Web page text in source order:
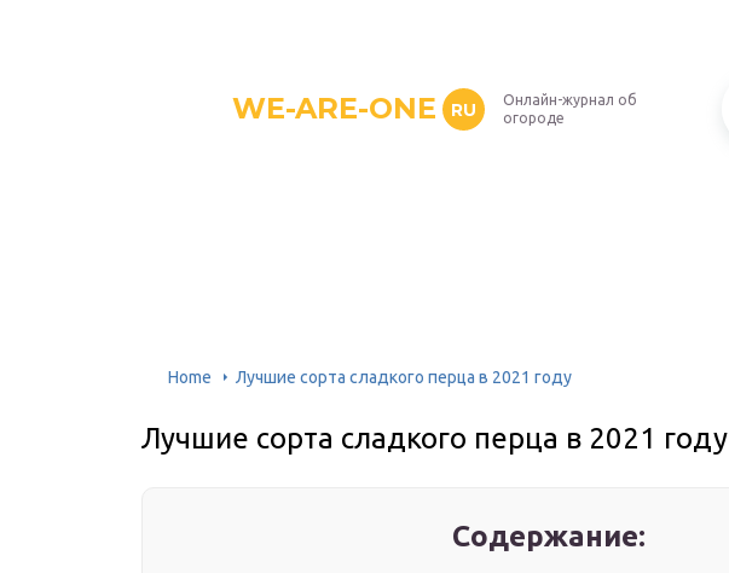
WE-ARE-ONE RU
Онлайн-журнал об
огороде
Home Лучшие сорта сладкого перца в 2021 году
Лучшие сорта сладкого перца в 2021 году
Содержание: